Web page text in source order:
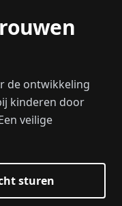
de ontwikkeling
kinderen door
veilige
sturen